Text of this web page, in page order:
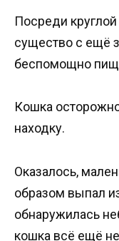
Посреди
существо с ещё
беспомощно
Кошка
находку.
Оказалось,
образом выпал
обнаружилась
кошка всё ещё